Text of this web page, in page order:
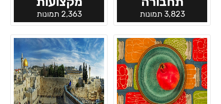
3,823 תמונות 2,363 תמונות